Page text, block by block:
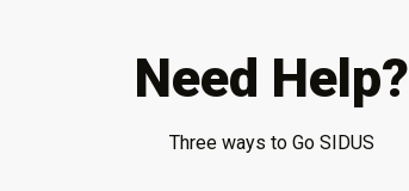
Need Help?
Three ways to Go SIDUS